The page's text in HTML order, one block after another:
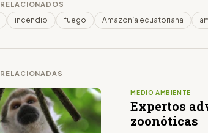
incendio fuego Amazonía ecuatoriana
MEDIO AMBIENTE
Expertos
zoonóticas